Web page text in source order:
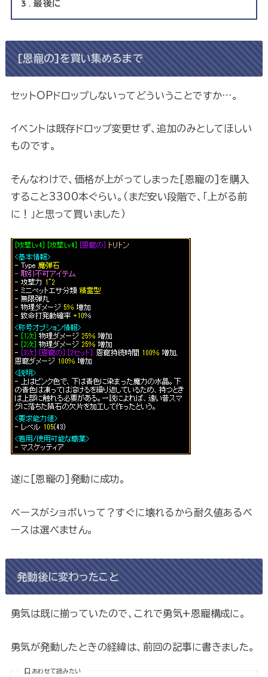
3 最後に
[恩寵の]を買い集めるまで
セットOPドロップしないってどういうことですか…。
イベントは既存ドロップ変更せず、追加のみとしてほしい
ものです。
そんなわけで、価格が上がってしまった[恩寵の]を購入
すること3300本ぐらい。（まだ安い段階で、「上がる前
に！」と思って買いました）
遂に[恩寵の]発動に成功。
ベースがショボいって？すぐに壊れるから耐久値あるベ
ースは選べません。
発動後に変わったこと
勇気は既に揃っていたので、これで勇気+恩寵構成に。
勇気が発動したときの経緯は、前回の記事に書きました。
あわせて読みたい